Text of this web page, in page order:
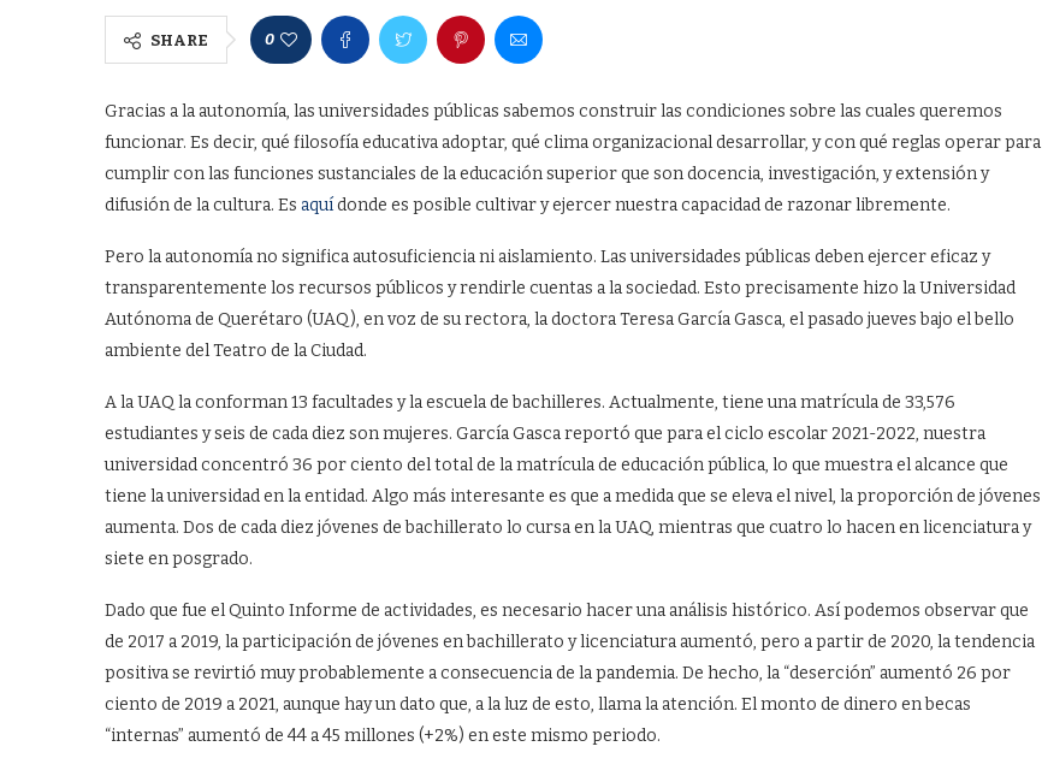
SHARE 0
Gracias a la autonomía, las universidades públicas sabemos construir las condiciones sobre las cuales queremos
funcionar. Es decir, qué filosofía educativa adoptar, qué clima organizacional desarrollar, y con qué reglas operar para
cumplir con las funciones sustanciales de la educación superior que son docencia, investigación, y extensión y
difusión de la cultura. Es aquídonde es posible cultivar y ejercer nuestra capacidad de razonar libremente.
Pero la autonomía no significa autosuficiencia ni aislamiento. Las universidades públicas deben ejercer eficaz y
transparentemente los recursos públicos y rendirle cuentas a la sociedad. Esto precisamente hizo la Universidad
Autónoma de Querétaro (UAQ), en voz de su rectora, la doctora Teresa García Gasca, el pasado jueves bajo el bello
ambiente del Teatro de la Ciudad.
A la UAQ la conforman 13 facultades y la escuela de bachilleres. Actualmente, tiene una matrícula de 33,576
estudiantes y seis de cada diez son mujeres. García Gasca reportó que para el ciclo escolar 2021-2022, nuestra
universidad concentró 36 por ciento del total de la matrícula de educación pública, lo que muestra el alcance que
tiene la universidad en la entidad. Algo más interesante es que a medida que se eleva el nivel, la proporción de jóvenes
aumenta. Dos de cada diez jóvenes de bachillerato lo cursa en la UAQ, mientras que cuatro lo hacen en licenciatura y
siete en posgrado.
Dado que fue el Quinto Informe de actividades, es necesario hacer una análisis histórico. Así podemos observar que
de 2017 a 2019, la participación de jóvenes en bachillerato y licenciatura aumentó, pero a partir de 2020, la tendencia
positiva se revirtió muy probablemente a consecuencia de la pandemia. De hecho, la “deserción” aumentó 26 por
ciento de 2019 a 2021, aunque hay un dato que, a la luz de esto, llama la atención. El monto de dinero en becas
“internas” aumentó de 44 a 45 millones (+2%) en este mismo periodo.